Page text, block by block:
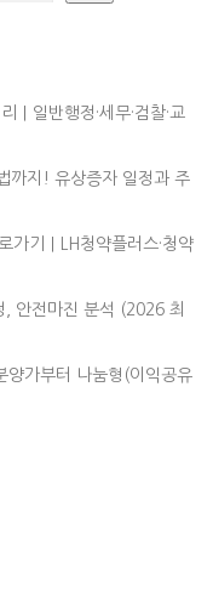
일반행정·세무·검찰·교
까지! 유상증자 일정과 주
가기｜LH청약플러스·청약
, 안전마진 분석 (2026 최
양가부터 나눔형(이익공유